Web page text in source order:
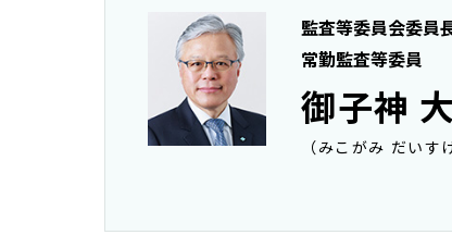
監査等委員会委員
常勤監査等委員
御子神
（みこがみ だいす